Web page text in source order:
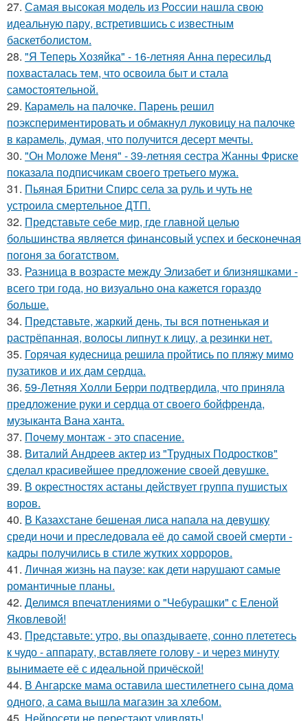
27. Самая высокая модель из России нашла свою
идеальную пару, встретившись с известным
баскетболистом.
28. "Я Теперь Хозяйка" - 16-летняя Анна пересильд
похвасталась тем, что освоила быт и стала
самостоятельной.
29. Карамель на палочке. Парень решил
поэкспериментировать и обмакнул луковицу на палочке
в карамель, думая, что получится десерт мечты.
30. "Он Моложе Меня" - 39-летняя сестра Жанны Фриске
показала подписчикам своего третьего мужа.
31. Пьяная Бритни Спирс села за руль и чуть не
устроила смертельное ДТП.
32. Представьте себе мир, где главной целью
большинства является финансовый успех и бесконечная
погоня за богатством.
33. Разница в возрасте между Элизабет и близняшками -
всего три года, но визуально она кажется гораздо
больше.
34. Представьте, жаркий день, ты вся потненькая и
растрёпанная, волосы липнут к лицу, а резинки нет.
35. Горячая кудесница решила пройтись по пляжу мимо
пузатиков и их дам сердца.
36. 59-Летняя Холли Берри подтвердила, что приняла
предложение руки и сердца от своего бойфренда,
музыканта Вана ханта.
37. Почему монтаж - это спасение.
38. Виталий Андреев актер из "Трудных Подростков"
сделал красивейшее предложение своей девушке.
39. В окрестностях астаны действует группа пушистых
воров.
40. В Казахстане бешеная лиса напала на девушку
среди ночи и преследовала её до самой своей смерти -
кадры получились в стиле жутких хорроров.
41. Личная жизнь на паузе: как дети нарушают самые
романтичные планы.
42. Делимся впечатлениями о "Чебурашки" с Еленой
Яковлевой!
43. Представьте: утро, вы опаздываете, сонно плететесь
к чудо - аппарату, вставляете голову - и через минуту
вынимаете её с идеальной причёской!
44. В Ангарске мама оставила шестилетнего сына дома
одного, а сама вышла магазин за хлебом.